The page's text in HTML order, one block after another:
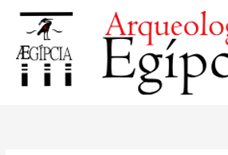
conteúdo